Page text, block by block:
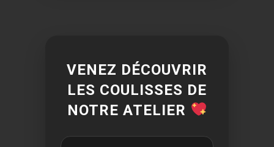
VENEZ DÉCOUVRIR
LES COULISSES DE
NOTRE ATELIER